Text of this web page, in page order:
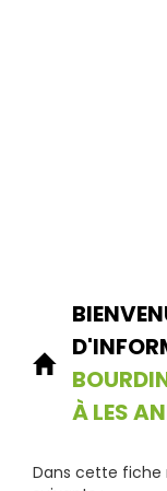
À LES
Dans cette fiche